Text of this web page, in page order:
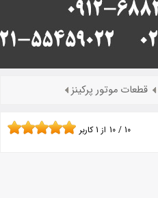
قطعات موتور پرکینز
10 / 10 از 1کاربر